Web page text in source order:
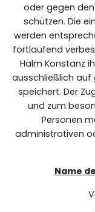
oder gegen
schützen. Die
werden
fortlaufend
Halm Konstanz
ausschließlich auf
speichert. Der
und zum
Personen
administrativen
Name